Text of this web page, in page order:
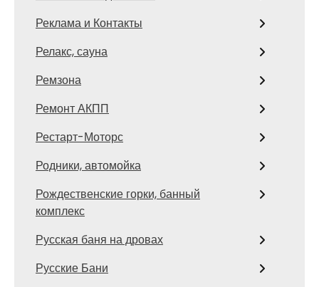
Реклама и Контакты
Релакс, сауна
Ремзона
Ремонт АКПП
Рестарт-Моторс
Родники, автомойка
Рождественские горки, банный
комплекс
Русская баня на дровах
Русские Бани